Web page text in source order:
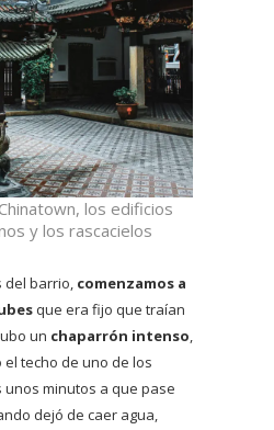
los edificios
y los rascacielos
del barrio, comenzamos a
que era fijo que traían
un chaparrón intenso,
techo de uno de los
minutos a que pase
dejó de caer agua,